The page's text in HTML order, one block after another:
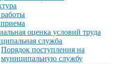
оценка условий труда
служба
Порядок поступления на
муниципальную службу